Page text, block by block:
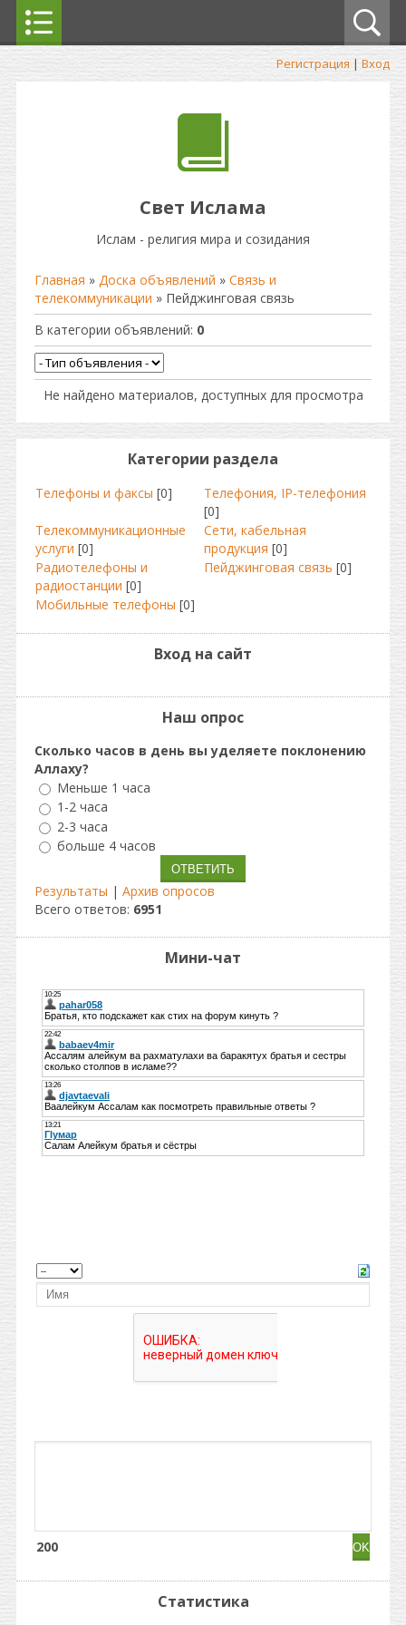
Регистрация | Вход
Свет Ислама
Ислам - религия мира и созидания
Главная » Доска объявлений » Связь и
телекоммуникации » Пейджинговая связь
В категории объявлений: 0
Не найдено материалов, доступных для просмотра
Категории раздела
Телефоны и факсы [0]
Телефония, IP-телефония
[0]
Телекоммуникационные
услуги [0]
Сети, кабельная
продукция [0]
Радиотелефоны и
радиостанции [0]
Пейджинговая связь [0]
Мобильные телефоны [0]
Вход на сайт
Наш опрос
Сколько часов в день вы уделяете поклонению
Аллаху?
Меньше 1 часа
1-2 часа
2-3 часа
больше 4 часов
Результаты | Архив опросов
Всего ответов: 6951
Мини-чат
200
Статистика